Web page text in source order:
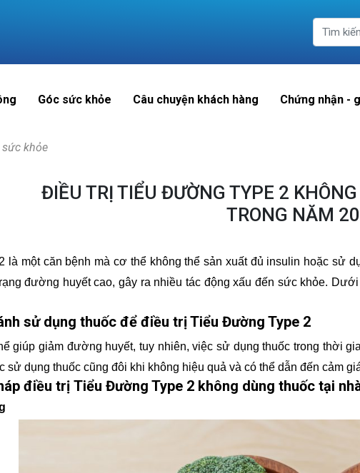
Góc sức khỏe Câu chuyện khách hàng Chứng nhận -
sức khỏe
ĐIỀU TRỊ TIỂU ĐƯỜNG TYPE 2
TRONG NĂM
là một căn bệnh mà cơ thể không thể sản xuất đủ insulin hoặc sử
đường huyết cao, gây ra nhiều tác động xấu đến sức khỏe.
sử dụng thuốc để điều trị Tiểu Đường Type 2
giúp giảm đường huyết, tuy nhiên, việc sử dụng thuốc trong thời
sử dụng thuốc cũng đôi khi không hiệu quả và có thể dẫn đến cảm
điều trị Tiểu Đường Type 2 không dùng thuốc tại